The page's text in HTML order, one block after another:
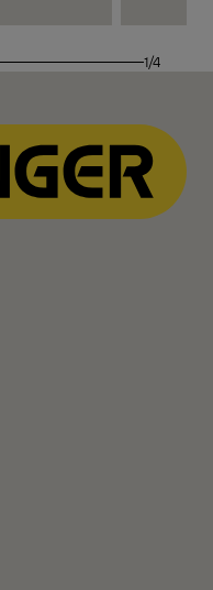
1/4